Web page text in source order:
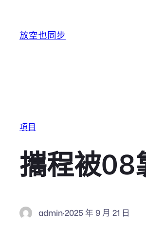
放空也同步
項目
攜程被08
admin·2025 年 9 月 21 日